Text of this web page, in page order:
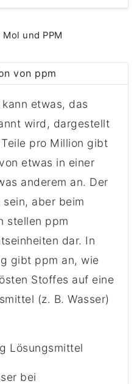
und PPM
von ppm
etwas, das
wird, dargestellt
pro Million gibt
etwas in einer
anderem an. Der
sein, aber beim
stellen ppm
dar. In
gibt ppm an, wie
Stoffes auf eine
(z. B. Wasser)
Lösungsmittel
bei